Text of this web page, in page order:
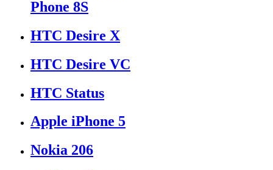
Phone 8S
HTC Desire X
HTC Desire VC
HTC Status
Apple iPhone 5
Nokia 206